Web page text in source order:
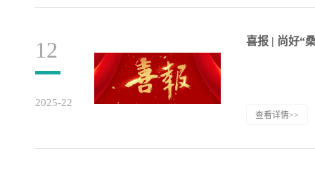
12
2025-22
喜报 | 尚好“
查看详情>>